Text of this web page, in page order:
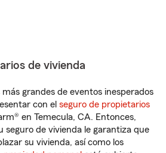
de vivienda
más grandes de eventos inesperados
con el seguro de propietarios
en Temecula, CA. Entonces,
seguro de vivienda le garantiza que
su vivienda, así como los